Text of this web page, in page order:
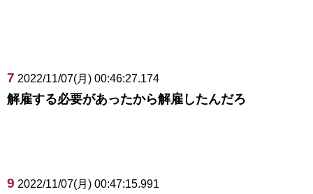
7 2022/11/07(月) 00:46:27.174
解雇する必要があったから解雇したんだろ
9 2022/11/07(月) 00:47:15.991